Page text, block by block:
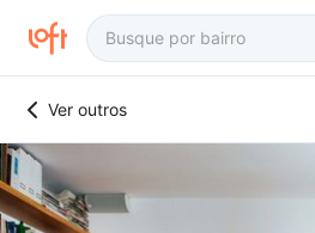
Ver outros